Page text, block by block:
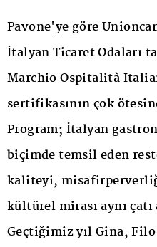
Pavone'ye göre
İtalyan Ticaret Odaları
Marchio Ospitalità
sertifikasının çok
Program; İtalyan
biçimde temsil eden
kaliteyi,
kültürel mirası aynı
Geçtiğimiz yıl Gina,